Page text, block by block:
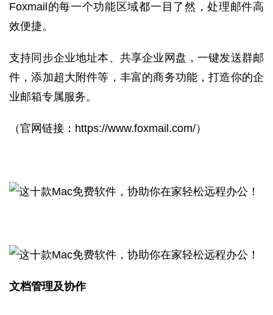
Foxmail的每一个功能区域都一目了然，处理邮件高
效便捷。
支持同步企业地址本、共享企业网盘，一键发送群邮
件，添加超大附件等，丰富的商务功能，打造你的企
业邮箱专属服务。
（官网链接： https://www.foxmail.com/）
文档管理及协作